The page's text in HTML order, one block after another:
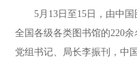
5月13日至15日，由中国
全国各级各类图书馆的220
党组书记、局长李振刊，